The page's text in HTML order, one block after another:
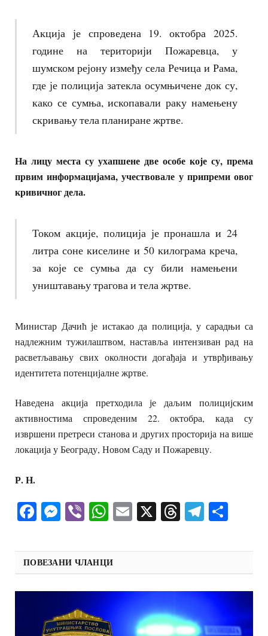
Акција је спроведена 19. октобра 2025.
године на територији Пожаревца, у
шумском рејону између села Речица и Рама,
где је полиција затекла осумњичене док су,
како се сумња, ископавали раку намењену
скривању тела планиране жртве.
На лицу места су ухапшене две особе које су, према
првим информацијама, учествовале у припреми овог
кривичног дела.
Током акције, полиција је пронашла и 24
литра соне киселине и 50 килограма креча,
за које се сумња да су били намењени
уништавању трагова и тела жртве.
Министар Дачић је истакао да полиција, у сарадњи са
надлежним тужилаштвом, наставља интензиван рад на
расветљавању свих околности догађаја и утврђивању
идентитета потенцијалне жртве.
Наведена акција претходила је даљим полицијским
активностима спроведеним 22. октобра, када су
извршени претреси станова и других просторија на више
локација у Београду, Новом Саду и Пожаревцу.
Р. Н.
Facebook
Messenger
ViberWhatsApp
Email
X Threads
ПОВЕЗАНИ ЧЛАНЦИ